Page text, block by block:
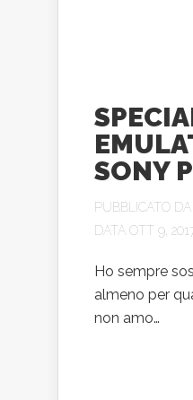
SONY
PUBBLICATO DA
DATA OTT 9,
Ho sempre
almeno per
non amo…